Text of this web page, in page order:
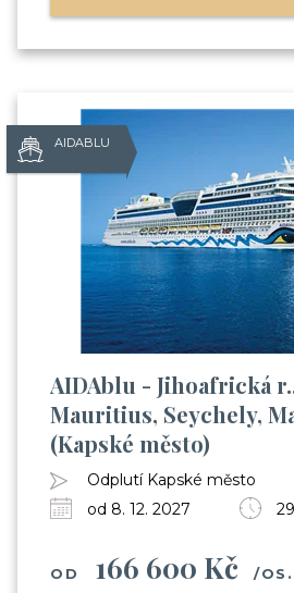
AIDABLU
AIDAblu - Jihoafrická
Mauritius, Seychely,
(Kapské město)
Odplutí Kapské město
od 8. 12. 2027
OD 166 600 Kč /OS.